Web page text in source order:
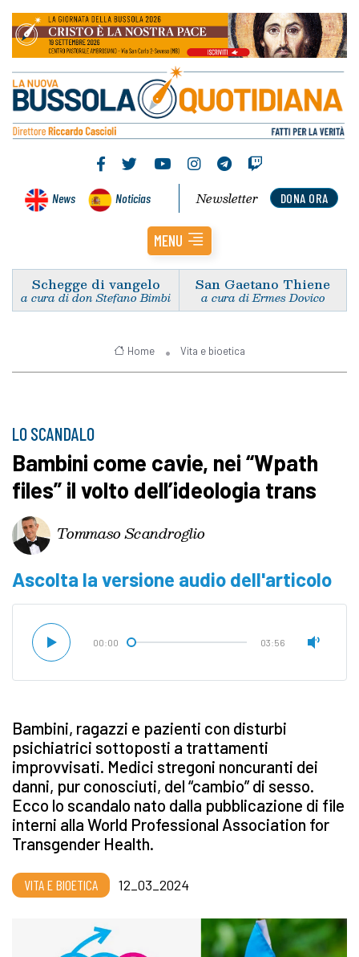
News Noticias DONA ORA
Newsletter
MENU
Schegge di vangelo
a cura di don Stefano Bimbi
San Gaetano Thiene
a cura di Ermes Dovico
Home Vita e bioetica
LO SCANDALO
Bambini come cavie, nei “Wpath
files” il volto dell’ideologia trans
Tommaso Scandroglio
Ascolta la versione audio dell'articolo
00:00 03:56
Bambini, ragazzi e pazienti con disturbi
psichiatrici sottoposti a trattamenti
improvvisati. Medici stregoni noncuranti dei
danni, pur conosciuti, del “cambio” di sesso.
Ecco lo scandalo nato dalla pubblicazione di file
interni alla World Professional Association for
Transgender Health.
VITA E BIOETICA 12_03_2024